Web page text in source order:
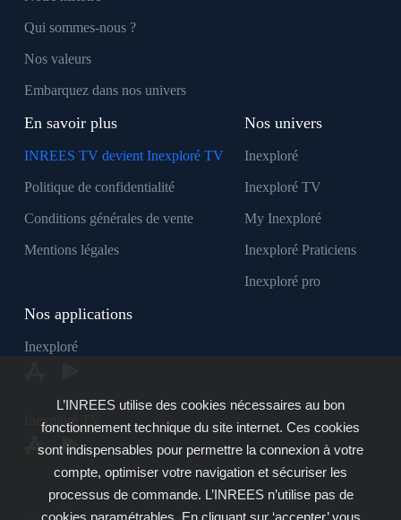
Qui sommes-nous ?
Nos valeurs
Embarquez dans nos univers
En savoir plus
INREES TV devient Inexploré TV
Politique de confidentialité
Conditions générales de vente
Mentions légales
Nos univers
Inexploré
Inexploré TV
My Inexploré
Inexploré Praticiens
Inexploré pro
Nos applications
Inexploré
Inexploré TV
L’INREES utilise des cookies nécessaires au bon
fonctionnement technique du site internet. Ces cookies
sont indispensables pour permettre la connexion à votre
compte, optimiser votre navigation et sécuriser les
processus de commande. L’INREES n’utilise pas de
cookies paramétrables. En cliquant sur ‘accepter’ vous